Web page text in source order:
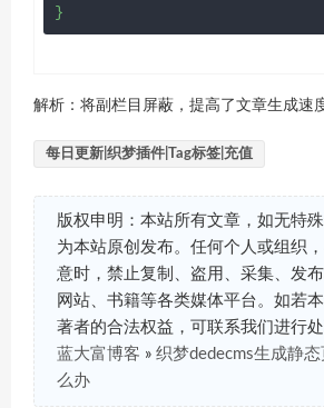
}
解析：将副栏目屏蔽，提高了文章生成速
每日更新|织梦插件|Tag标签|充值
版权申明：本站所有文章，如无特
为本站原创发布。任何个人或组织
意时，禁止复制、盗用、采集、发
网站、书籍等各类媒体平台。如若
著者的合法权益，可联系我们进行处
蓝大富博客 » 织梦dedecms生成静
么办